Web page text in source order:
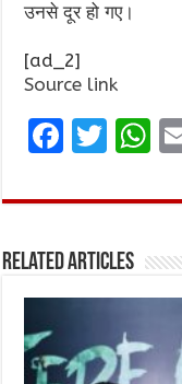
उनसे दूर हो गए।
[ad_2]
Source link
F
ce
o
o
k
T
it
r
A
p
p
Related Articles